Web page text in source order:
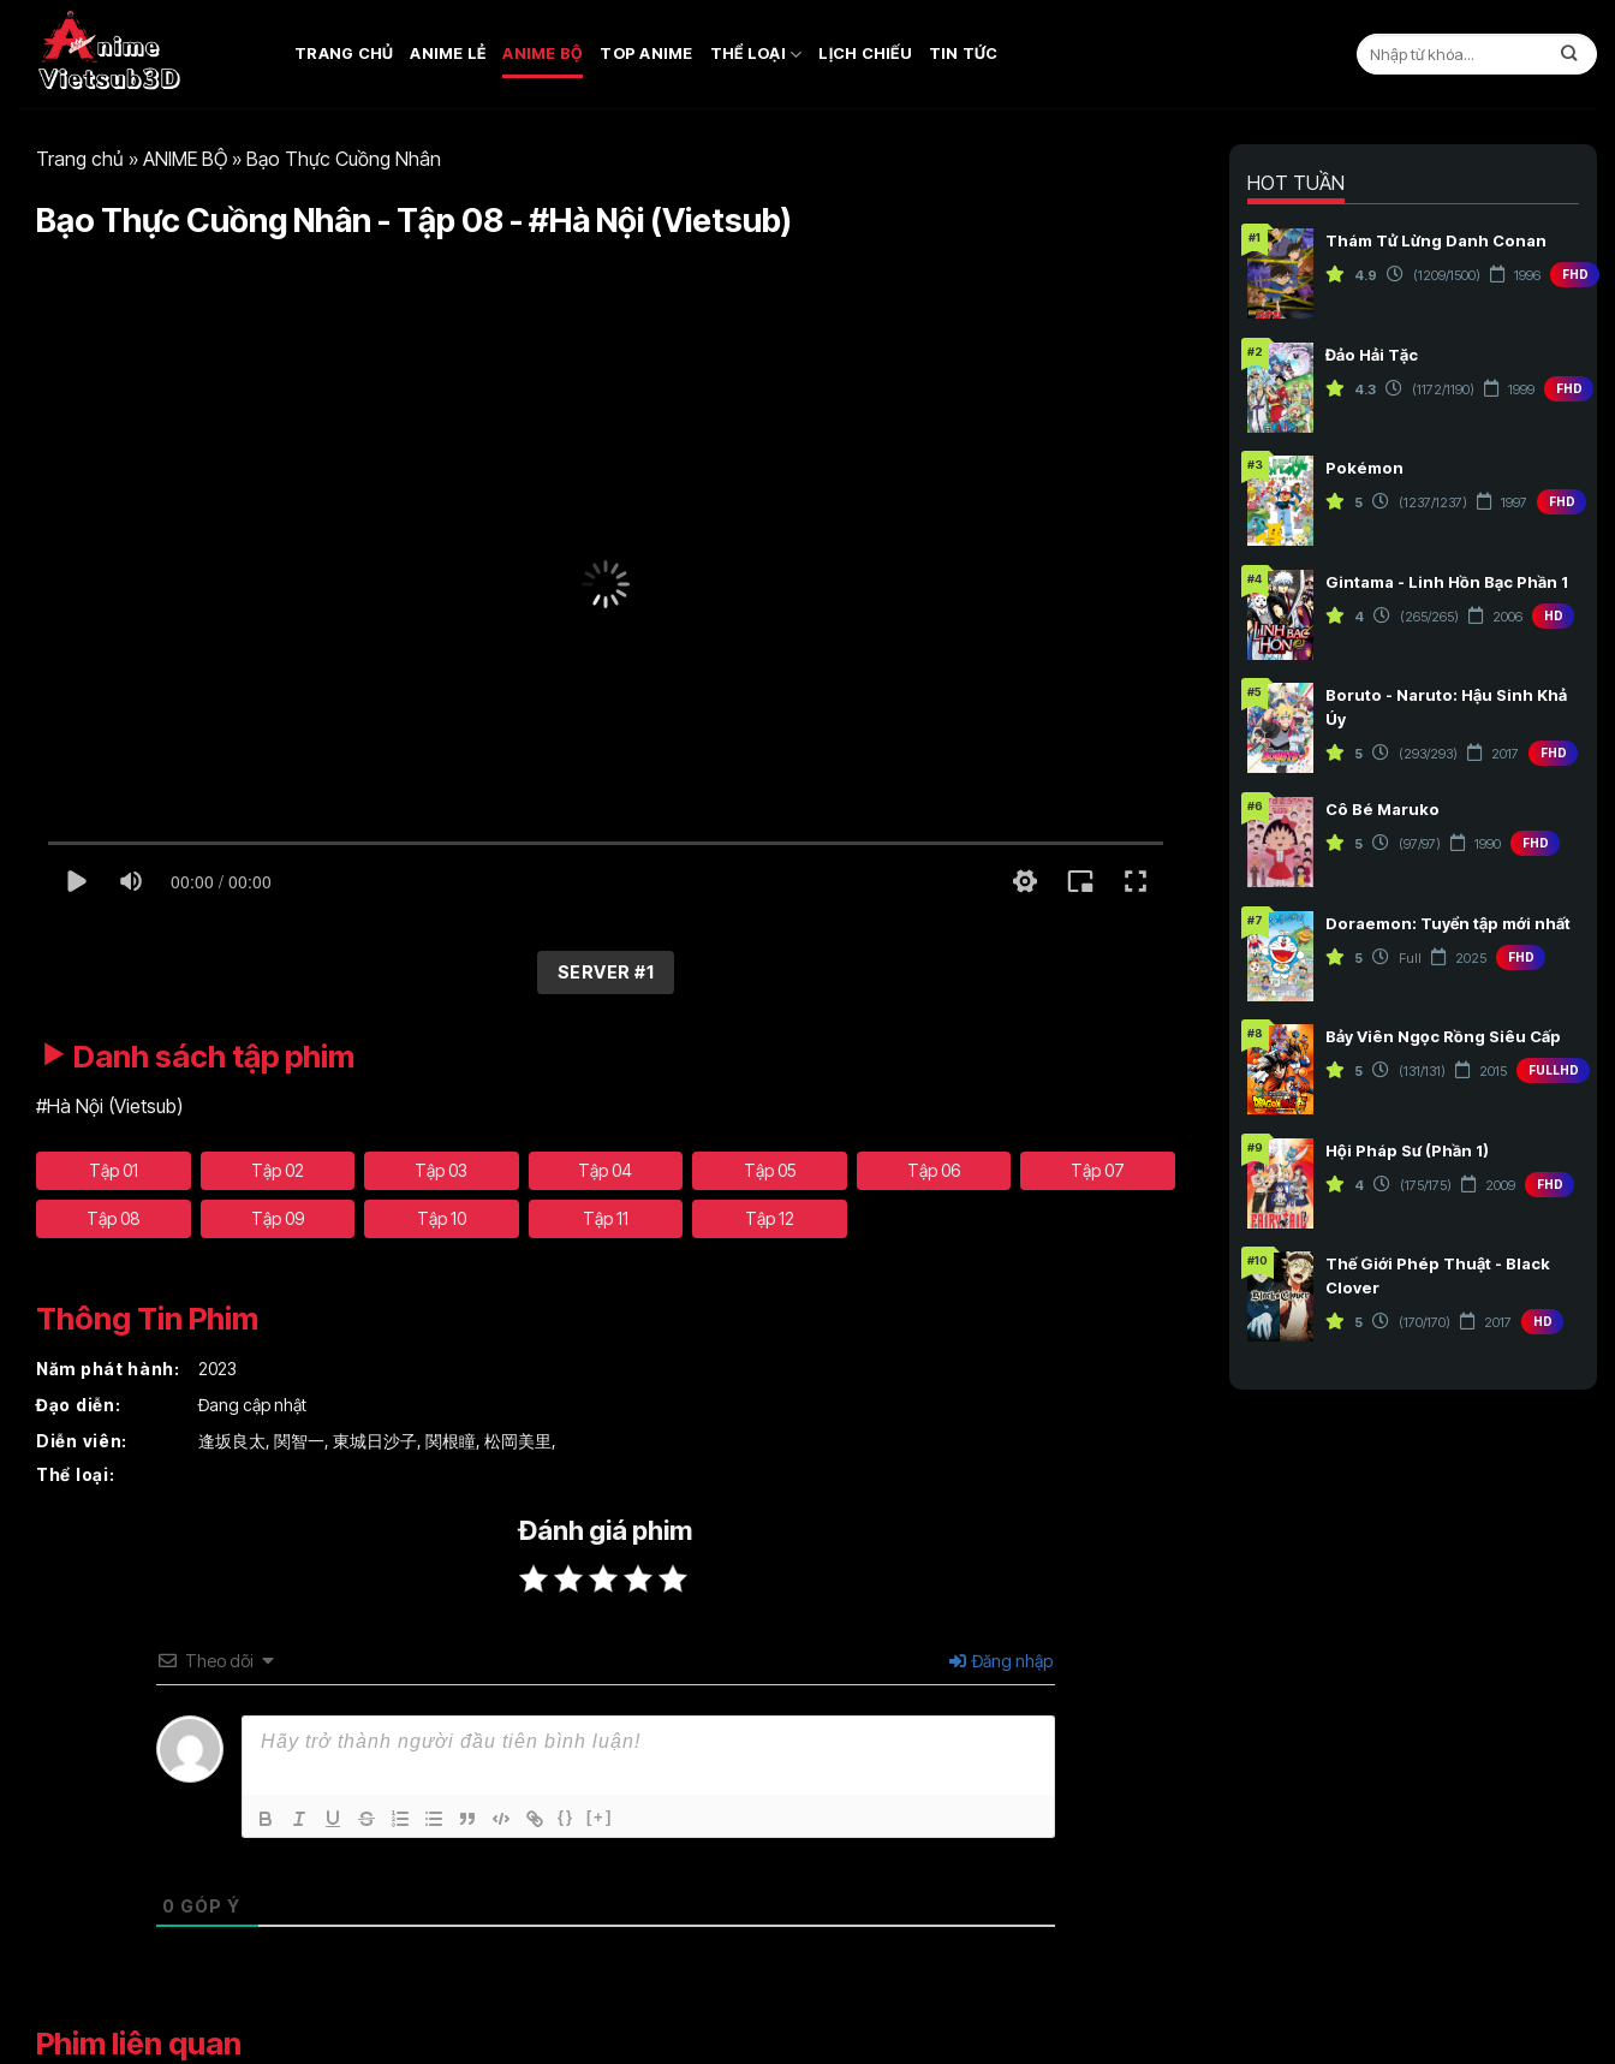
TRANG CHỦ ANIME LẺ ANIME BỘ TOP ANIME THỂ LOẠI LỊCH CHIẾU TIN TỨC
Trang chủ » ANIME BỘ » Bạo Thực Cuồng Nhân
Bạo Thực Cuồng Nhân - Tập 08 - #Hà Nội (Vietsub)
00:00 / 00:00
SERVER #1
Danh sách tập phim
#Hà Nội (Vietsub)
Tập 01 Tập 02 Tập 03 Tập 04 Tập 05 Tập 06 Tập 07
Tập 08 Tập 09 Tập 10 Tập 11 Tập 12
Thông Tin Phim
Năm phát hành:
2023
Đạo diễn:
Đang cập nhật
Diễn viên:
逢坂良太, 関智一, 東城日沙子, 関根瞳, 松岡美里,
Thể loại:
Đánh giá phim
Theo dõi Đăng nhập
{} [+]
0 GÓP Ý
Phim liên quan
HOT TUẦN
#1 Thám Tử Lừng Danh Conan
4.9 (1209/1500) 1996 FHD
#2 Đảo Hải Tặc
4.3 (1172/1190) 1999 FHD
#3 Pokémon
5 (1237/1237) 1997 FHD
#4 Gintama - Linh Hồn Bạc Phần 1
4 (265/265) 2006 HD
#5
Boruto - Naruto: Hậu Sinh Khả
Úy
5 (293/293) 2017 FHD
#6 Cô Bé Maruko
5 (97/97) 1990 FHD
#7 Doraemon: Tuyển tập mới nhất
5 Full 2025 FHD
#8 Bảy Viên Ngọc Rồng Siêu Cấp
5 (131/131) 2015 FULLHD
#9 Hội Pháp Sư (Phần 1)
4 (175/175) 2009 FHD
#10
Thế Giới Phép Thuật - Black
Clover
5 (170/170) 2017 HD